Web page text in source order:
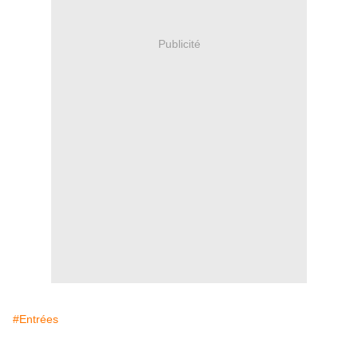
Publicité
#Entrées